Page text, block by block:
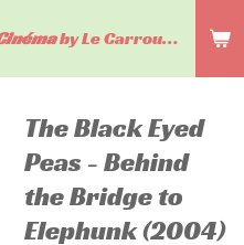
by Le Carrousel du livre
The Black Eyed
Peas - Behind
the Bridge to
Elephunk (2004)